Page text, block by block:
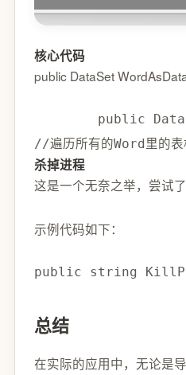
核心代码
public DataSet
public
杀掉进程
这是一个无奈之举，尝试
示例代码如下：
public string
总结
在实际的应用中，无论是